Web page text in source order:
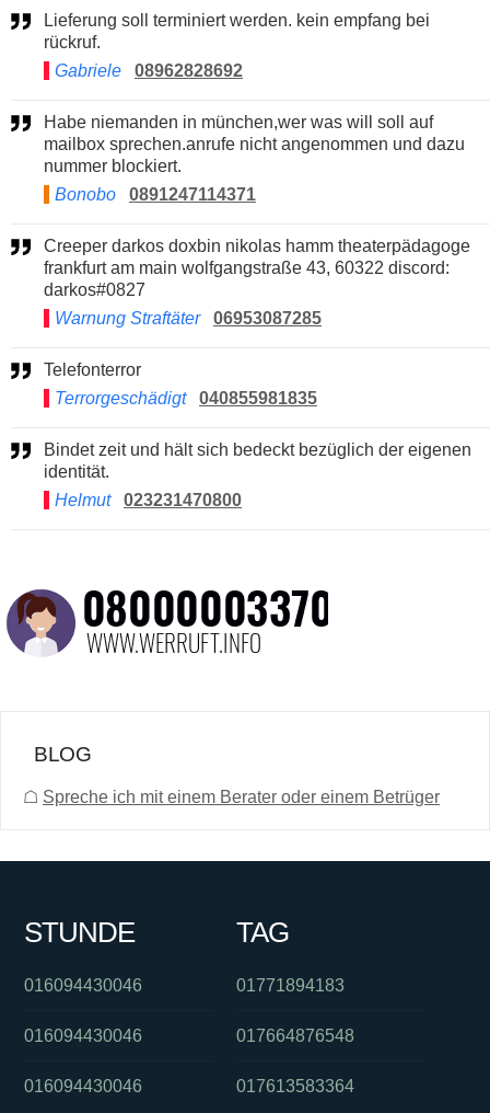
Lieferung soll terminiert werden. kein empfang bei
rückruf.
Gabriele
08962828692
Habe niemanden in münchen,wer was will soll auf
mailbox sprechen.anrufe nicht angenommen und dazu
nummer blockiert.
Bonobo
0891247114371
Creeper darkos doxbin nikolas hamm theaterpädagoge
frankfurt am main wolfgangstraße 43, 60322 discord:
darkos#0827
Warnung Straftäter
06953087285
Telefonterror
Terrorgeschädigt
040855981835
Bindet zeit und hält sich bedeckt bezüglich der eigenen
identität.
Helmut
023231470800
BLOG
☖ Spreche ich mit einem Berater oder einem Betrüger
STUNDE
016094430046
016094430046
016094430046
TAG
01771894183
017664876548
017613583364